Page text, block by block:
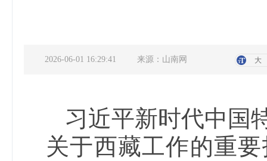
2026-06-01 16:29:41 来源：山南网 大
习近平新时代中国
关于西藏工作的重